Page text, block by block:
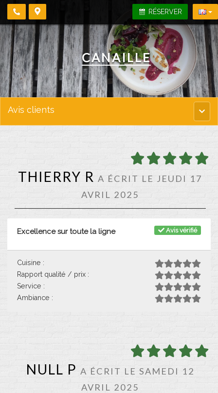
RÉSERVER
CANAILLE
Menu
Avis clients
THIERRY R A ÉCRIT LE JEUDI 17
AVRIL 2025
Avis vérifié
Excellence sur toute la ligne
Cuisine :
Rapport qualité / prix :
Service :
Ambiance :
NULL P A ÉCRIT LE SAMEDI 12
AVRIL 2025